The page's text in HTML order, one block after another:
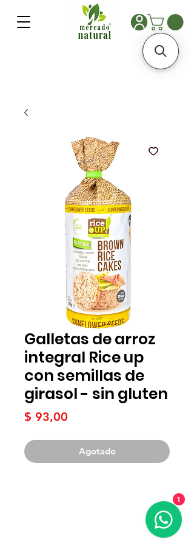
Galletas de arroz
integral Rice up
con semillas de
girasol - sin gluten
$ 93,00
Agotado
1